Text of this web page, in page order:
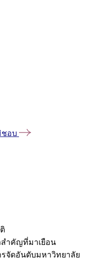
ชอบ
ำคัญที่มาเยือน
รจัดอันดับมหาวิทยาลัย